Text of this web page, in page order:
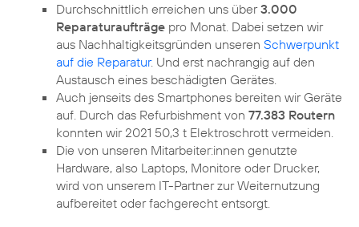
Durchschnittlich erreichen uns über3.000
Reparaturaufträge pro Monat. Dabei setzen wir
aus Nachhaltigkeitsgründen unseren Schwerpunkt
auf die Reparatur. Und erst nachrangig auf den
Austausch eines beschädigten Gerätes.
Auch jenseits des Smartphones bereiten wir Geräte
auf. Durch das Refurbishment von 77.383 Routern
konnten wir 2021 50,3 t Elektroschrott vermeiden.
Die von unseren Mitarbeiter:innen genutzte
Hardware, also Laptops, Monitore oder Drucker,
wird von unserem IT-Partner zur Weiternutzung
aufbereitet oder fachgerecht entsorgt.